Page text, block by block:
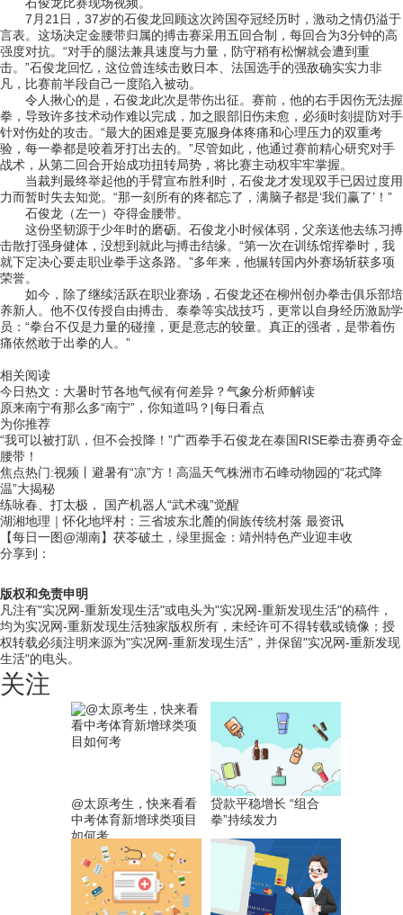
7月21日，37岁的石俊龙回顾这次跨国夺冠经历时，激动之情仍溢于
言表。这场决定金腰带归属的搏击赛采用五回合制，每回合为3分钟的高
强度对抗。“对手的腿法兼具速度与力量，防守稍有松懈就会遭到重
击。”石俊龙回忆，这位曾连续击败日本、法国选手的强敌确实实力非
凡，比赛前半段自己一度陷入被动。
令人揪心的是，石俊龙此次是带伤出征。赛前，他的右手因伤无法握
拳，导致许多技术动作难以完成，加之眼部旧伤未愈，必须时刻提防对手
针对伤处的攻击。“最大的困难是要克服身体疼痛和心理压力的双重考
验，每一拳都是咬着牙打出去的。”尽管如此，他通过赛前精心研究对手
战术，从第二回合开始成功扭转局势，将比赛主动权牢牢掌握。
当裁判最终举起他的手臂宣布胜利时，石俊龙才发现双手已因过度用
力而暂时失去知觉。“那一刻所有的疼都忘了，满脑子都是‘我们赢了’！”
石俊龙（左一）夺得金腰带。
这份坚韧源于少年时的磨砺。石俊龙小时候体弱，父亲送他去练习搏
击散打强身健体，没想到就此与搏击结缘。“第一次在训练馆挥拳时，我
就下定决心要走职业拳手这条路。”多年来，他辗转国内外赛场斩获多项
荣誉。
如今，除了继续活跃在职业赛场，石俊龙还在柳州创办拳击俱乐部培
养新人。他不仅传授自由搏击、泰拳等实战技巧，更常以自身经历激励学
员：“拳台不仅是力量的碰撞，更是意志的较量。真正的强者，是带着伤
痛依然敢于出拳的人。”
相关阅读
今日热文：大暑时节各地气候有何差异？气象分析师解读
原来南宁有那么多“南宁”，你知道吗？|每日看点
为你推荐
“我可以被打趴，但不会投降！”广西拳手石俊龙在泰国RISE拳击赛勇夺金
腰带！
焦点热门:视频丨避暑有“凉”方！高温天气株洲市石峰动物园的“花式降
温”大揭秘
练咏春、打太极， 国产机器人“武术魂”觉醒
湖湘地理｜怀化地坪村：三省坡东北麓的侗族传统村落 最资讯
【每日一图@湖南】茯苓破土，绿里掘金：靖州特色产业迎丰收
分享到：
版权和免责申明
凡注有"实况网-重新发现生活"或电头为"实况网-重新发现生活"的稿件，
均为实况网-重新发现生活独家版权所有，未经许可不得转载或镜像；授
权转载必须注明来源为"实况网-重新发现生活"，并保留"实况网-重新发现
生活"的电头。
关注
@太原考生，快来看看
中考体育新增球类项目
如何考
贷款平稳增长 “组合
拳”持续发力